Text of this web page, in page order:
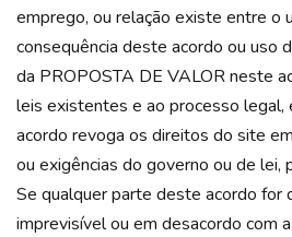
emprego, ou relação existe entre o
consequência deste acordo ou uso
da PROPOSTA DE VALOR neste
leis existentes e ao processo legal,
acordo revoga os direitos do site
ou exigências do governo ou de lei,
Se qualquer parte deste acordo for
imprevisível ou em desacordo com